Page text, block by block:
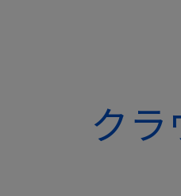
ク